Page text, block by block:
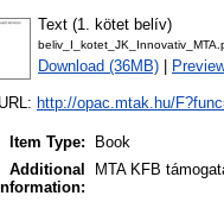
Text (1. kötet belív)
Download (36MB)
http://opac.mtak.hu/
Item Type:
Book
Additional
Information:
MTA KFB